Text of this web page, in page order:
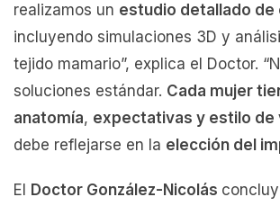
realizamos un estudio detallado de
incluyendo simulaciones 3D y
tejido mamario”, explica el Doctor.
soluciones estándar. Cada mujer
anatomía, expectativas y estilo de
debe reflejarse en la elección del
El Doctor González-Nicolás